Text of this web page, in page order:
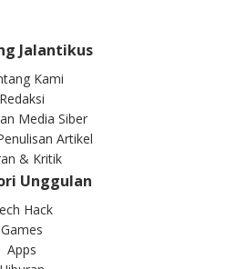
Jalantikus
Kami
Redaksi
Media Siber
Artikel
& Kritik
Unggulan
Hack
Games
Apps